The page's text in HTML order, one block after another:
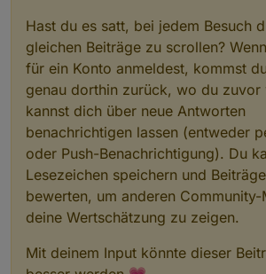
Hast du es satt, bei jedem Besuch
gleichen Beiträge zu scrollen?
für ein Konto anmeldest, kommst
genau dorthin zurück, wo du zuvor
kannst dich über neue Antworten
benachrichtigen lassen (entweder
oder Push-Benachrichtigung). Du
Lesezeichen speichern und
bewerten, um anderen
deine Wertschätzung zu zeigen.
Mit deinem Input könnte dieser